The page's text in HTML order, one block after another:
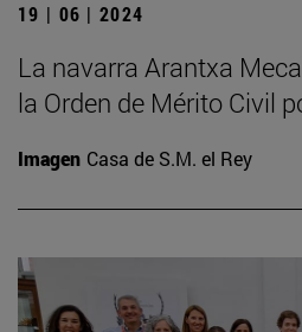
19 | 06 | 2024
La navarra Arantxa
la Orden de Mérito Civil
Imagen Casa de S.M. el Rey